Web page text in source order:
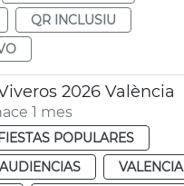
QR INCLUSIU
2026 València
1 mes
POPULARES
VALENCIA